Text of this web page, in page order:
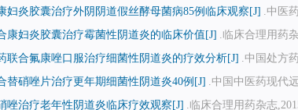
妇炎胶囊治疗外阴阴道假丝酵母菌病85例临床观察[J] .中医
康妇炎胶囊治疗霉菌性阴道炎的临床价值[J] .临床合理用药
联合氟康唑口服治疗细菌性阴道炎的疗效分析[J] .中国处方
替硝唑片治疗更年期细菌性阴道炎40例[J] .中国中医药现代
唑治疗老年性阴道炎临床疗效观察[J] .临床合理用药杂志